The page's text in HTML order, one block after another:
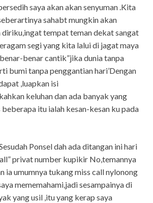
saya akan akan senyuman .Kita
sahabt mungkin akan
diriku,ingat tempat teman dekat sangat
segi yang kita lalui di jagat maya
benar cantik”jika dunia tanpa
bumi tanpa penggantian hari’Dengan
,luapkan isi
keluhan dan ada banyak yang
itu ialah kesan-kesan ku pada
Ponsel dah ada ditangan ini hari
privat number kupikir No,temannya
ia umumnya tukang miss call nylonong
mememahami,jadi sesampainya di
yang usil ,itu yang kerap saya